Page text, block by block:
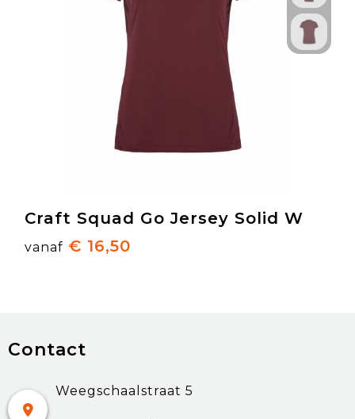
Craft Squad Go Jersey Solid W
vanaf € 16,50
Contact
Weegschaalstraat 5